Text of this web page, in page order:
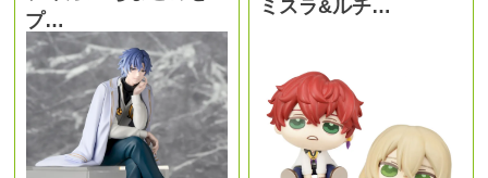
プ…
ミスラ&ルチ…